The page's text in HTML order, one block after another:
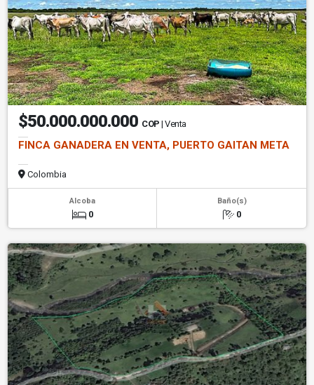
$50.000.000.000 COP | Venta
FINCA GANADERA EN VENTA, PUERTO GAITAN META
Colombia
Alcoba
0
Baño(s)
0